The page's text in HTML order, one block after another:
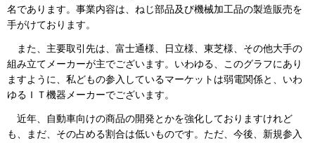
名であります。事業内容は、ねじ部品及び機械加工品の製造販売を
手がけております。
また、主要取引先は、富士通様、日立様、東芝様、その他大手の
組み立てメーカーが主でございます。いわゆる、このグラフにあり
ますように、私どもの参入しているマーケットは弱電関係と、いわ
ゆるＩＴ機器メーカーでございます。
近年、自動車向けの商品の開発とかを強化しておりますけれど
も、まだ、その占める割合は低いものです。ただ、今後、新規参入